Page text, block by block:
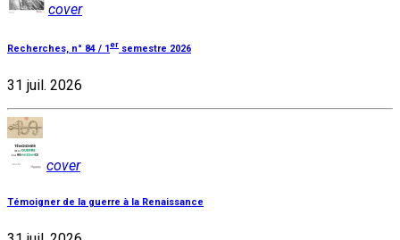
cover
Recherches, n° 84 / 1er semestre 2026
31 juil. 2026
cover
Témoigner de la guerre à la Renaissance